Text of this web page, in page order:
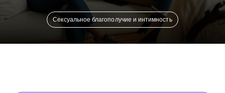
Сексуальное благополучие и интимность